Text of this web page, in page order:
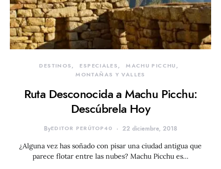
DESTINOS ESPECIALES
MACHU PICCHU
MONTAÑAS Y VALLES
Ruta Desconocida a Machu Picchu:
Descúbrela Hoy
ByEDITOR PERÚTOP40 22 diciembre, 2018
¿Alguna vez has soñado con pisar una ciudad antigua que
parece flotar entre las nubes? Machu Picchu es…